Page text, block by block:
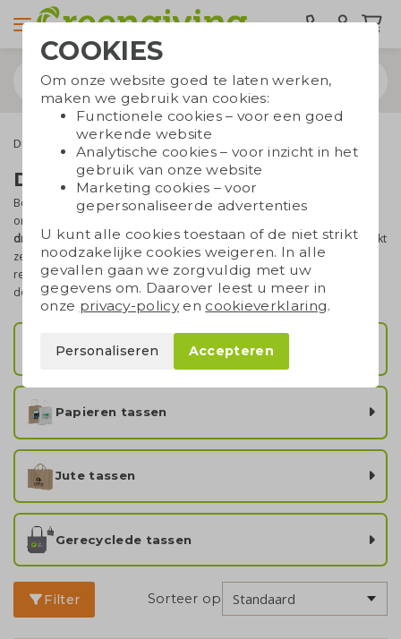
Duurzame tassen Draagtassen
Draagtassen bedrukken
Ben je op zoek naardraagtassen met logovoor je evenement of
organisatie? Bij Greengiving vind je allerlei soorten
draagtassen, van katoen en jute tot papier, canvas en vilt. Je gebruikt
ze bijv. als beursartikel, verpakking, welkomstgeschenk of
relatiegeschenk. Zo kies je eenvoudig een tas die past bij je merk,
doelgroep en het moment waarop je deze wilt inzetten.
Katoenen tassen
Papieren tassen
Jute tassen
Gerecyclede tassen
Filter Sorteer op
COOKIES
Om onze website goed te laten werken,
maken we gebruik van cookies:
Functionele cookies – voor een goed
werkende website
Analytische cookies – voor inzicht in het
gebruik van onze website
Marketing cookies – voor
gepersonaliseerde advertenties
U kunt alle cookies toestaan of de niet strikt
noodzakelijke cookies weigeren. In alle
gevallen gaan we zorgvuldig met uw
gegevens om. Daarover leest u meer in
onze privacy-policyen cookieverklaring.
Personaliseren Accepteren